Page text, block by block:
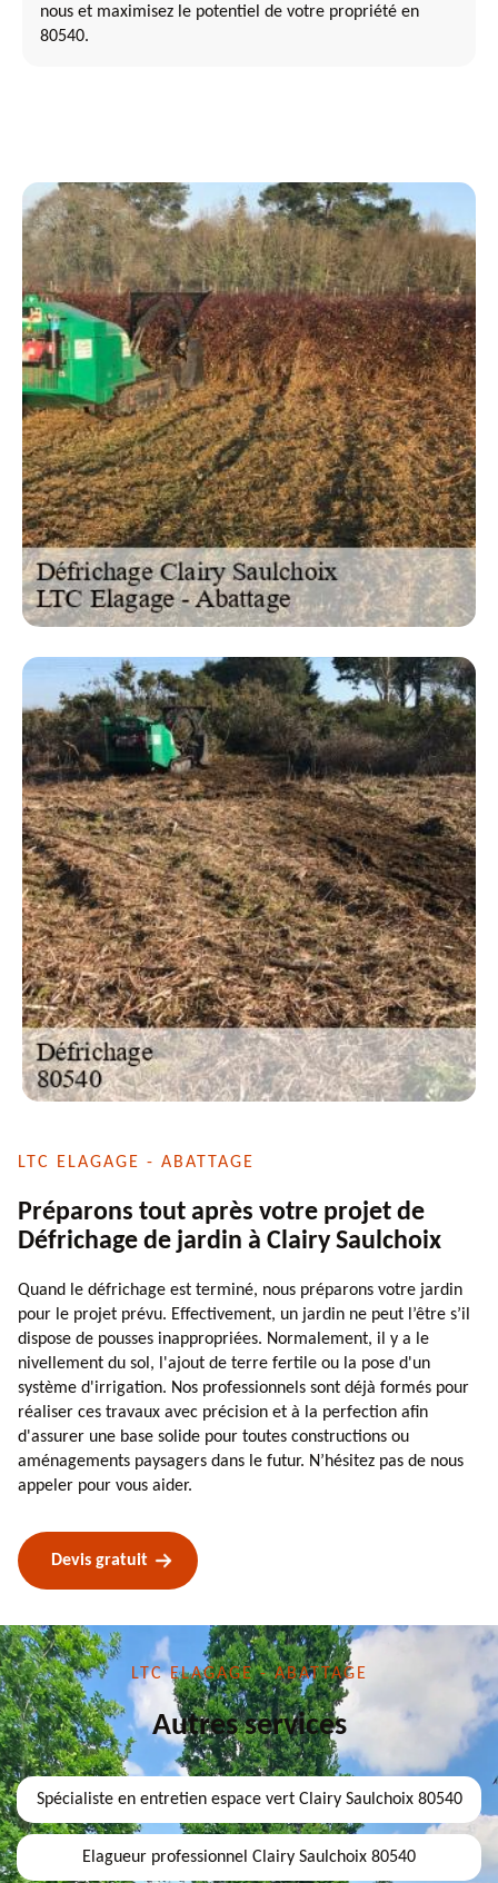
nous et maximisez le potentiel de votre propriété en
80540.
LTC ELAGAGE - ABATTAGE
Préparons tout après votre projet de
Défrichage de jardin à Clairy Saulchoix
Quand le défrichage est terminé, nous préparons votre jardin
pour le projet prévu. Effectivement, un jardin ne peut l’être s’il
dispose de pousses inappropriées. Normalement, il y a le
nivellement du sol, l'ajout de terre fertile ou la pose d'un
système d'irrigation. Nos professionnels sont déjà formés pour
réaliser ces travaux avec précision et à la perfection afin
d'assurer une base solide pour toutes constructions ou
aménagements paysagers dans le futur. N’hésitez pas de nous
appeler pour vous aider.
Devis gratuit
LTC ELAGAGE - ABATTAGE
Autres services
Spécialiste en entretien espace vert Clairy Saulchoix 80540
Elagueur professionnel Clairy Saulchoix 80540